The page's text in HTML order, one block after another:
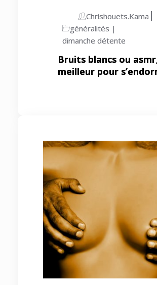
Chrishouets.kama
généralités
dimanche détente
Bruits blancs ou
meilleur pour